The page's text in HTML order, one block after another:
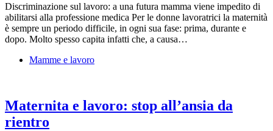
Discriminazione sul lavoro: a una futura mamma viene impedito di
abilitarsi alla professione medica Per le donne lavoratrici la maternità
è sempre un periodo difficile, in ogni sua fase: prima, durante e
dopo. Molto spesso capita infatti che, a causa…
Mamme e lavoro
Maternita e lavoro: stop all’ansia da
rientro